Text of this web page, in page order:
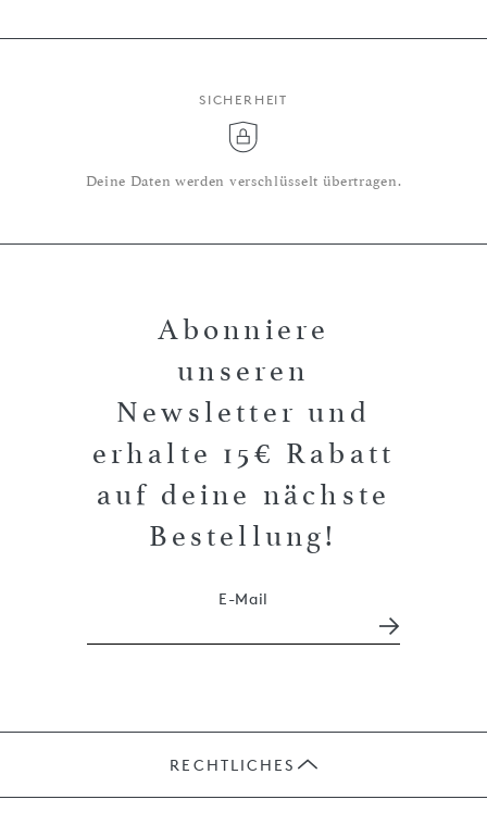
SICHERHEIT
Deine Daten werden verschlüsselt übertragen.
Abonniere
unseren
Newsletter und
erhalte 15€ Rabatt
auf deine nächste
Bestellung!
E-Mail
RECHTLICHES